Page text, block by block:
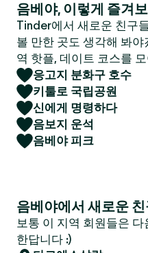
음베야, 이렇게 즐겨
Tinder에서 새로운 친구
볼 만한 곳도 생각해 봐
역 핫플, 데이트 코스를
응고지 분화구 호수
키툴로 국립공원
신에게 명령하다
음보지 운석
음베야 피크
음베야에서 새로운
보통 이 지역 회원들은
한답니다 :)